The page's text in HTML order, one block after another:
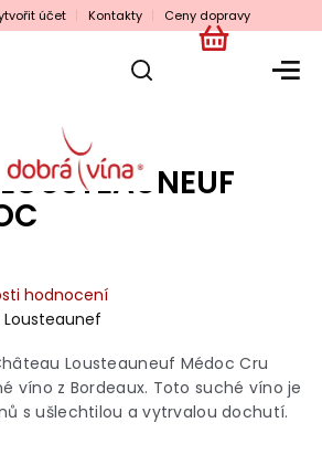
účet Kontakty Ceny dopravy
NÁKUPNÍ
hodnocení
Lousteauneuf Médoc Cru
víno z Bordeaux. Toto suché víno je
s ušlechtilou a vytrvalou dochutí.